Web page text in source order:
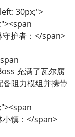
30px;">
护者：</span>
充满了瓦尔腐
备阻力模组并携带
镇：</span>